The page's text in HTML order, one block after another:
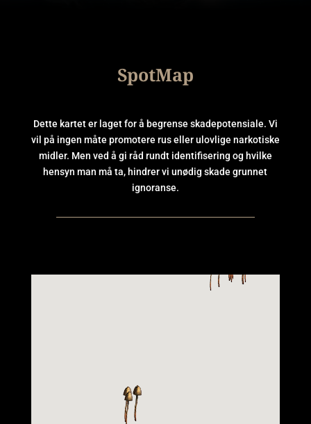
SpotMap
Dette kartet er laget for å begrense skadepotensiale. Vi
vil på ingen måte promotere rus eller ulovlige narkotiske
midler. Men ved å gi råd rundt identifisering og hvilke
hensyn man må ta, hindrer vi unødig skade grunnet
ignoranse.